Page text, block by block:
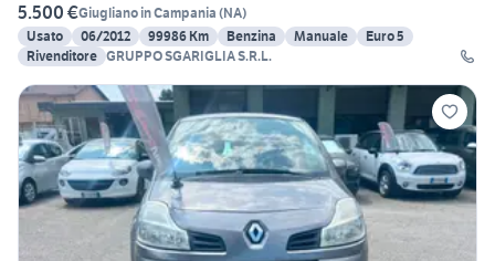
5.500 €Giugliano in Campania (NA)
Usato
06/2012 99986 Km Benzina Manuale
Euro 5
Rivenditore GRUPPO SGARIGLIA S.R.L.